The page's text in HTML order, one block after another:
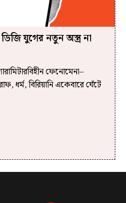
যুগের নতুন অস্ত্র না
ফেনোমেনা–
ধর্ম, বিরিয়ানি একেবারে ঘেঁটে